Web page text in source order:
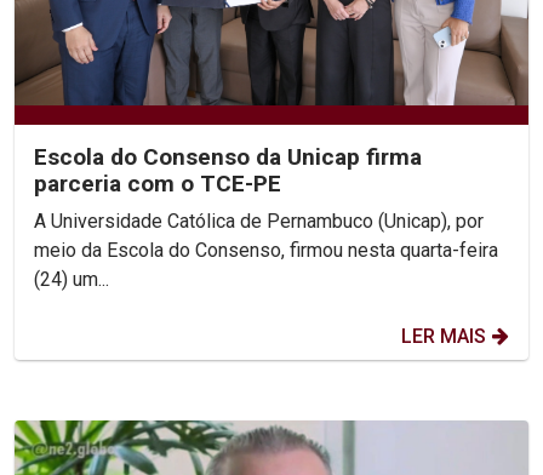
Escola do Consenso da Unicap firma
parceria com o TCE-PE
A Universidade Católica de Pernambuco (Unicap), por
meio da Escola do Consenso, firmou nesta quarta-feira
(24) um...
LER MAIS